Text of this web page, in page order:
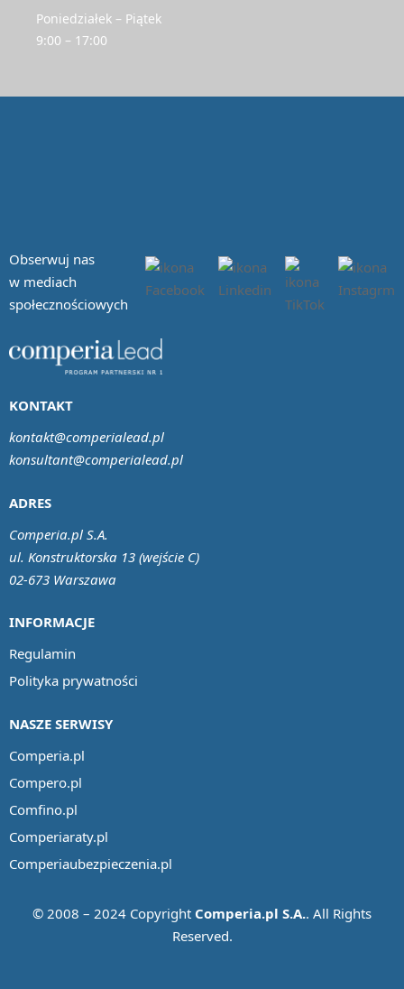
Poniedziałek – Piątek
9:00 – 17:00
Obserwuj nas
w mediach
społecznościowych
INFORMACJE
Regulamin
Polityka prywatności
NASZE SERWISY
Comperia.pl
Compero.pl
Comfino.pl
Comperiaraty.pl
Comperiaubezpieczenia.pl
ADRES
Comperia.pl S.A.
ul. Konstruktorska 13 (wejście C)
02-673 Warszawa
KONTAKT
kontakt@comperialead.pl
konsultant@comperialead.pl
© 2008 – 2024 Copyright Comperia.pl S.A.. All Rights
Reserved.